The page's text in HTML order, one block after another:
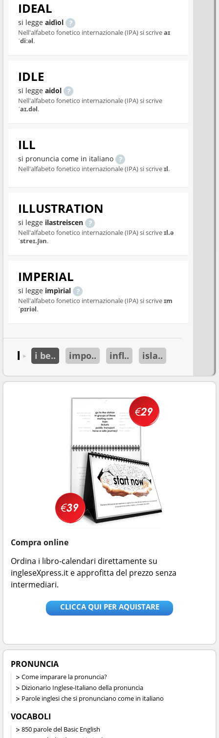
IDEAL
si legge aidìol
Nell'alfabeto fonetico internazionale (IPA) si scriveaɪ
ˈdiːəl.
IDLE
si legge aidol
Nell'alfabeto fonetico internazionale (IPA) si scrive
ˈaɪ.dəl.
ILL
si pronuncia come in italiano
Nell'alfabeto fonetico internazionale (IPA) si scriveɪl.
ILLUSTRATION
si legge ilastreiscen
Nell'alfabeto fonetico internazionale (IPA) si scriveɪl.ə
ˈstreɪ.ʃən.
IMPERIAL
si legge impìrial
Nell'alfabeto fonetico internazionale (IPA) si scriveɪm
ˈpɪriəl.
I ► i be.. impo.. infl.. isla..
Compra online
Ordina i libro-calendari direttamente su
ingleseXpress.it e approfitta del prezzo senza
intermediari.
CLICCA QUI PER AQUISTARE
PRONUNCIA
Come imparare la pronuncia?
Dizionario Inglese-Italiano della pronuncia
Parole inglesi che si pronunciano come in italiano
VOCABOLI
850 parole del Basic English